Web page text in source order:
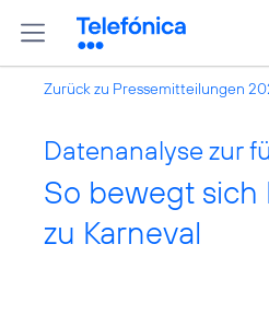
Zurück zu Pressemitteilungen
Datenanalyse zur
So bewegt
zu Karneval